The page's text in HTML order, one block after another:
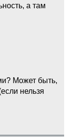
а там
Может быть,
нельзя